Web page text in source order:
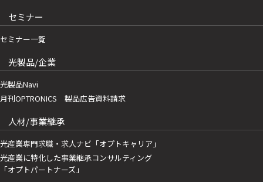
セミナー
セミナー一覧
光製品/企業
光製品Navi
月刊OPTRONICS 製品広告資料請求
人材/事業継承
光産業専門求職・求人ナビ「オプトキャリア」
光産業に特化した事業継承コンサルティング
「オプトパートナーズ」